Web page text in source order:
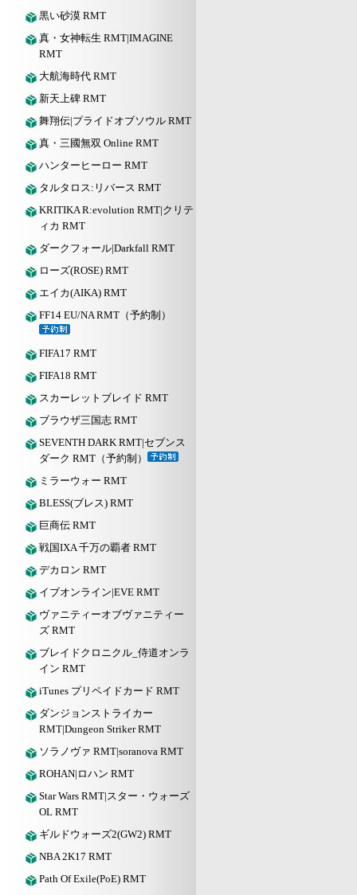
黒い砂漠 RMT
真・女神転生 RMT|IMAGINE
RMT
大航海時代 RMT
新天上碑 RMT
舞翔伝|プライドオブソウル RMT
真・三國無双 Online RMT
ハンターヒーロー RMT
タルタロス:リバース RMT
KRITIKA R:evolution RMT|クリテ
ィカ RMT
ダークフォール|Darkfall RMT
ローズ(ROSE) RMT
エイカ(AIKA) RMT
FF14 EU/NA RMT（予約制）
FIFA17 RMT
FIFA18 RMT
スカーレットブレイド RMT
ブラウザ三国志 RMT
SEVENTH DARK RMT|セブンス
ダーク RMT（予約制）
ミラーウォー RMT
BLESS(ブレス) RMT
巨商伝 RMT
戦国IXA 千万の覇者 RMT
デカロン RMT
イブオンライン|EVE RMT
ヴァニティーオブヴァニティー
ズ RMT
ブレイドクロニクル_侍道オンラ
イン RMT
iTunes プリペイドカード RMT
ダンジョンストライカー
RMT|Dungeon Striker RMT
ソラノヴァ RMT|soranova RMT
ROHAN|ロハン RMT
Star Wars RMT|スター・ウォーズ
OL RMT
ギルドウォーズ2(GW2) RMT
NBA 2K17 RMT
Path Of Exile(PoE) RMT